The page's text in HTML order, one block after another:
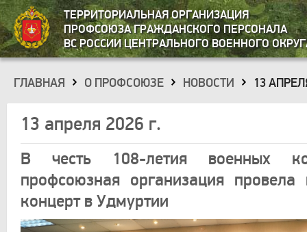
ТЕРРИТОРИАЛЬНАЯ ОРГАНИЗАЦИЯ
ПРОФСОЮЗА ГРАЖДАНСКОГО ПЕРСОНАЛА
ВС РОССИИ ЦЕНТРАЛЬНОГО ВОЕННОГО
ГЛАВНАЯ О ПРОФСОЮЗЕ НОВОСТИ 13
13 апреля 2026 г.
В честь 108-летия военных
профсоюзная организация провела
концерт в Удмуртии